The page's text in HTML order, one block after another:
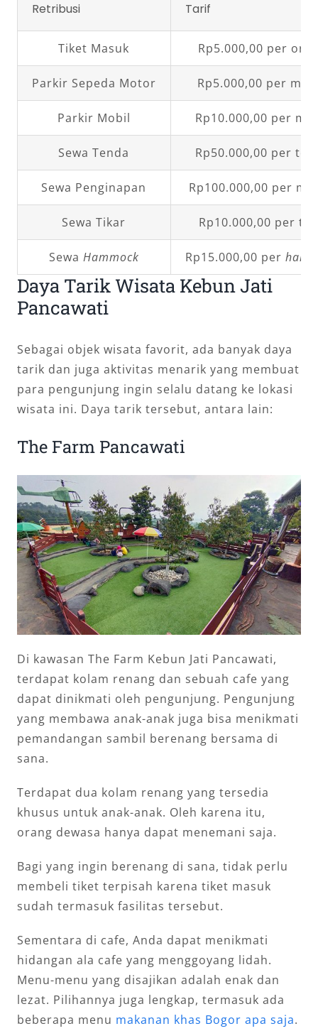
Retribusi Tarif
Tiket Masuk Rp5.000,00 per
Parkir Sepeda Motor Rp5.000,00 per
Parkir Mobil Rp10.000,00 per
Sewa Tenda Rp50.000,00 per
Sewa Penginapan Rp100.000,00 per
Sewa Tikar Rp10.000,00 per
Sewa Hammock Rp15.000,00 per
Daya Tarik Wisata Kebun Jati
Pancawati
Sebagai objek wisata favorit, ada banyak daya
tarik dan juga aktivitas menarik yang membuat
para pengunjung ingin selalu datang ke lokasi
wisata ini. Daya tarik tersebut, antara lain:
The Farm Pancawati
Di kawasan The Farm Kebun Jati Pancawati,
terdapat kolam renang dan sebuah cafe yang
dapat dinikmati oleh pengunjung. Pengunjung
yang membawa anak-anak juga bisa menikmati
pemandangan sambil berenang bersama di
sana.
Terdapat dua kolam renang yang tersedia
khusus untuk anak-anak. Oleh karena itu,
orang dewasa hanya dapat menemani saja.
Bagi yang ingin berenang di sana, tidak perlu
membeli tiket terpisah karena tiket masuk
sudah termasuk fasilitas tersebut.
Sementara di cafe, Anda dapat menikmati
hidangan ala cafe yang menggoyang lidah.
Menu-menu yang disajikan adalah enak dan
lezat. Pilihannya juga lengkap, termasuk ada
beberapa menu makanan khas Bogor apa saja.